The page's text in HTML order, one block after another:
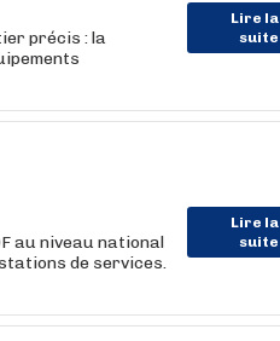
Lire la
suite
précis : la
Lire la
suite
au niveau national
de services.